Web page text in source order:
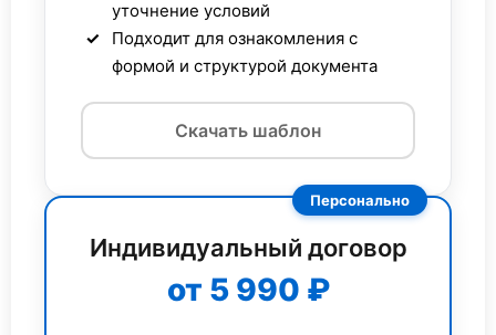
уточнение условий
Подходит для ознакомления с
формой и структурой документа
Скачать шаблон
Персонально
Индивидуальный договор
от 5 990 ₽